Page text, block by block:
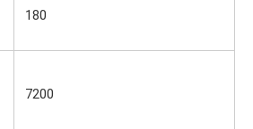
180
7200